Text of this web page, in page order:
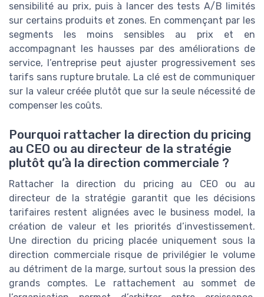
sensibilité au prix, puis à lancer des tests A/B limités
sur certains produits et zones. En commençant par les
segments les moins sensibles au prix et en
accompagnant les hausses par des améliorations de
service, l’entreprise peut ajuster progressivement ses
tarifs sans rupture brutale. La clé est de communiquer
sur la valeur créée plutôt que sur la seule nécessité de
compenser les coûts.
Pourquoi rattacher la direction du pricing
au CEO ou au directeur de la stratégie
plutôt qu’à la direction commerciale ?
Rattacher la direction du pricing au CEO ou au
directeur de la stratégie garantit que les décisions
tarifaires restent alignées avec le business model, la
création de valeur et les priorités d’investissement.
Une direction du pricing placée uniquement sous la
direction commerciale risque de privilégier le volume
au détriment de la marge, surtout sous la pression des
grands comptes. Le rattachement au sommet de